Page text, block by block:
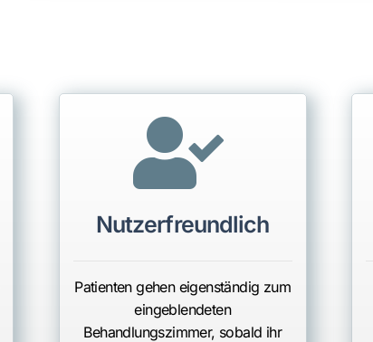
Nutzerfreundlich
Patienten gehen eigenständig zum
eingeblendeten
Behandlungszimmer, sobald ihr